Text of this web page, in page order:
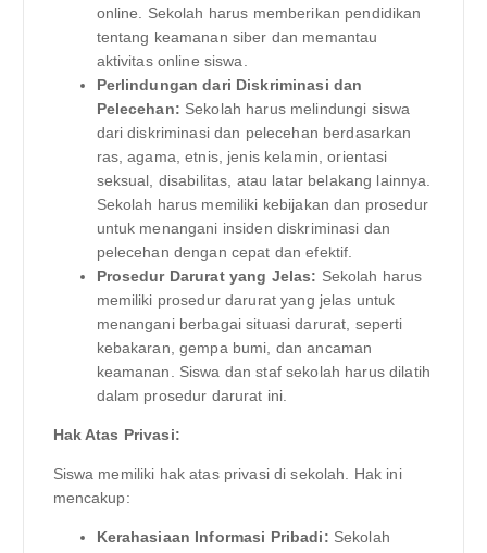
online. Sekolah harus memberikan pendidikan
tentang keamanan siber dan memantau
aktivitas online siswa.
Perlindungan dari Diskriminasi dan
Pelecehan: Sekolah harus melindungi siswa
dari diskriminasi dan pelecehan berdasarkan
ras, agama, etnis, jenis kelamin, orientasi
seksual, disabilitas, atau latar belakang lainnya.
Sekolah harus memiliki kebijakan dan prosedur
untuk menangani insiden diskriminasi dan
pelecehan dengan cepat dan efektif.
Prosedur Darurat yang Jelas: Sekolah harus
memiliki prosedur darurat yang jelas untuk
menangani berbagai situasi darurat, seperti
kebakaran, gempa bumi, dan ancaman
keamanan. Siswa dan staf sekolah harus dilatih
dalam prosedur darurat ini.
Hak Atas Privasi:
Siswa memiliki hak atas privasi di sekolah. Hak ini
mencakup:
Kerahasiaan Informasi Pribadi: Sekolah